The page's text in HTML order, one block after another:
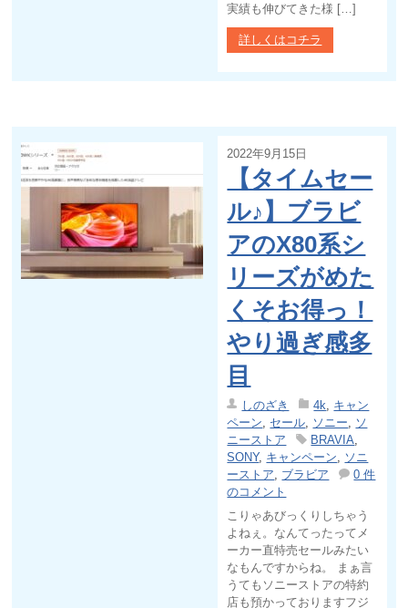
実績も伸びてきた様 […]
詳しくはコチラ
2022年9月15日
【タイムセー
ル♪】ブラビ
アのX80系シ
リーズがめた
くそお得っ！
やり過ぎ感多
目
しのざき 4k, キャン
ペーン, セール, ソニー, ソ
ニーストア
BRAVIA,
SONY, キャンペーン, ソニ
ーストア, ブラビア
0 件
のコメント
こりゃあびっくりしちゃう
よねぇ。なんてったってメ
ーカー直特売セールみたい
なもんですからね。 まぁ言
うてもソニーストアの特約
店も預かっておりますフジ